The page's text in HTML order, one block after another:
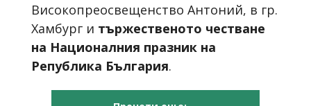
Високопреосвещенство Антоний, в гр.
Хамбург и тържественото честване
на Националния празник на
Република България.